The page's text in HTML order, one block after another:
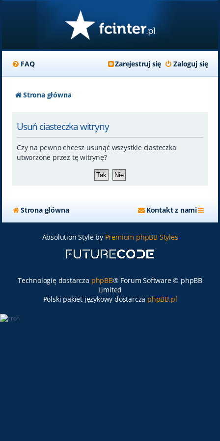
FAQ Zaloguj się
Zarejestruj się
Strona główna
Usuń ciasteczka witryny
Czy na pewno chcesz usunąć wszystkie ciasteczka
utworzone przez tę witrynę?
Strona główna Kontakt z nami
Absolution Style by Premium phpBB Styles
Technologię dostarcza phpBB® Forum Software © phpBB
Limited
Polski pakiet językowy dostarcza phpBB.pl